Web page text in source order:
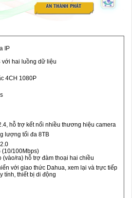
IP
với hai luồng dữ liệu
4CH 1080P
hỗ trợ kết nối nhiều thương hiệu camera
lượng tối đa 8TB
(10/100Mbps)
(vào/ra) hỗ trợ đàm thoại hai chiều
với giao thức Dahua, xem lại và trực tiếp
tính, thiết bị di động